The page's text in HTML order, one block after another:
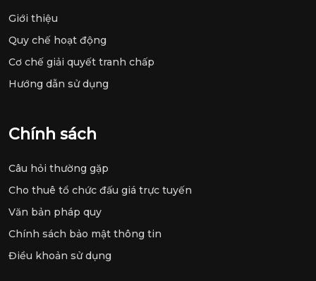
Giới thiệu
Quy chế hoạt động
Cơ chế giải quyết tranh chấp
Hướng dẫn sử dụng
Chính sách
Câu hỏi thường gặp
Cho thuê tổ chức đấu giá trực tuyến
Văn bản pháp quy
Chính sách bảo mật thông tin
Điều khoản sử dụng